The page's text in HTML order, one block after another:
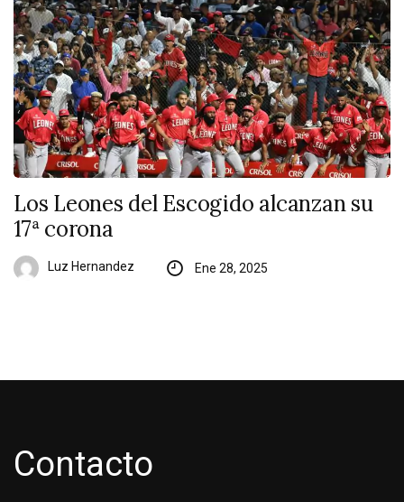
Los Leones del Escogido alcanzan su
17ª corona
Luz Hernandez Ene 28, 2025
Contacto